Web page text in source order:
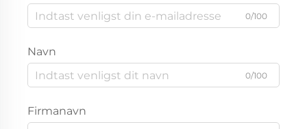
0/100
Navn
0/100
Firmanavn